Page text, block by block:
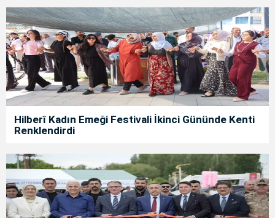
Hilberî Kadın Emeği Festivali İkinci Gününde Kenti
Renklendirdi